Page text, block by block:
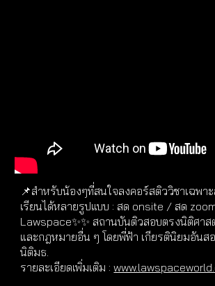
📌สำหรับน้องๆที่สนใจลงคอร์สติววิชาเฉพา
เรียนได้หลายรูปแบบ : สด onsite / สด
Lawspace✨✨ สถานบันติวสอบตรงนิติศา
และกฎหมายอื่น ๆ โดยพี่ฟ้า เกียรตินิยมอันส
นิติมธ.
รายละเอียดเพิ่มเติม :